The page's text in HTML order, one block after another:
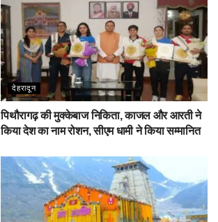
देहरादून
पिथौरागढ़ की मुक्केबाज निकिता, काजल और आरती ने
किया देश का नाम रोशन, सीएम धामी ने किया सम्मानित